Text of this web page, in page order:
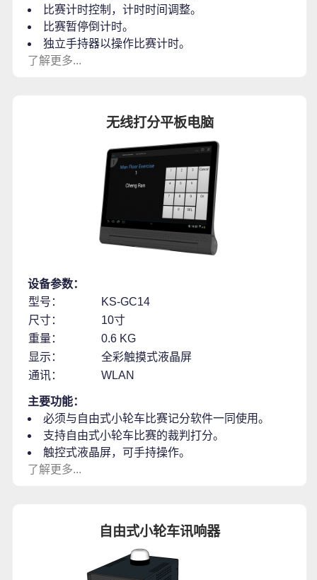
比赛计时控制，计时时间调整。
比赛暂停倒计时。
独立手持器以操作比赛计时。
了解更多...
无线打分平板电脑
设备参数：
型号：
KS-GC14
尺寸：
10寸
重量：
0.6 KG
显示：
全彩触摸式液晶屏
通讯：
WLAN
主要功能：
必须与自由式小轮车比赛记分软件一同使用。
支持自由式小轮车比赛的裁判打分。
触控式液晶屏，可手持操作。
了解更多...
自由式小轮车讯响器